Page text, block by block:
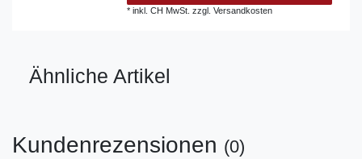
*inkl. CH MwSt. zzgl.Versandkosten
Ähnliche Artikel
Kundenrezensionen (0)